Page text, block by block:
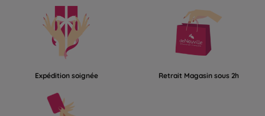
Expédition soignée Retrait Magasin sous 2h